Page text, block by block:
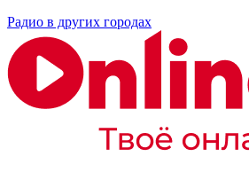
Радио в других городах